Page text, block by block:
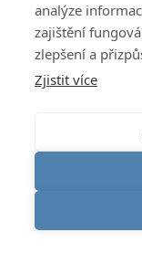
analýze
zajištění
zlepšení a
Zjistit více